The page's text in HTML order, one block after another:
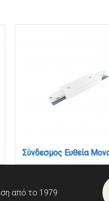
από το 1979